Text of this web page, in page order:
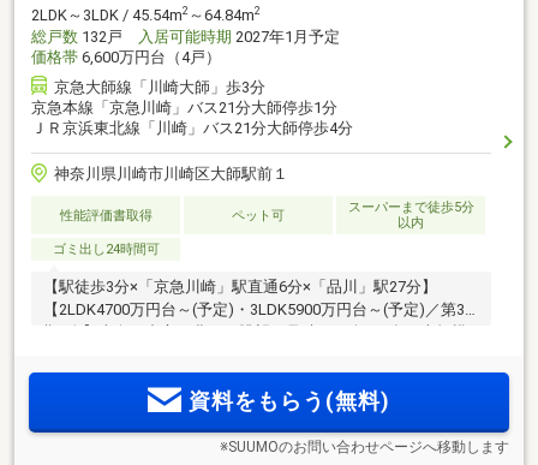
2LDK～3LDK / 45.54m2 ～64.84m2
総戸数 132戸 入居可能時期 2027年1月予定
価格帯 6,600万円台（4戸）
京急大師線「川崎大師」歩3分
京急本線「京急川崎」バス21分大師停歩1分
ＪＲ京浜東北線「川崎」バス21分大師停歩4分
神奈川県川崎市川崎区大師駅前１
性能評価書取得 ペット可
スーパーまで徒歩5分
以内
ゴミ出し24時間可
【駅徒歩3分×「京急川崎」駅直通6分×「品川」駅27分】
【2LDK4700万円台～(予定)・3LDK5900万円台～(予定)／第3
ットな道のりで快適アクセス。1LDK～3LDKのこだわりが詰ま
ったルームプラン。 資料をもらう(無料)
※SUUMOのお問い合わせページへ移動します